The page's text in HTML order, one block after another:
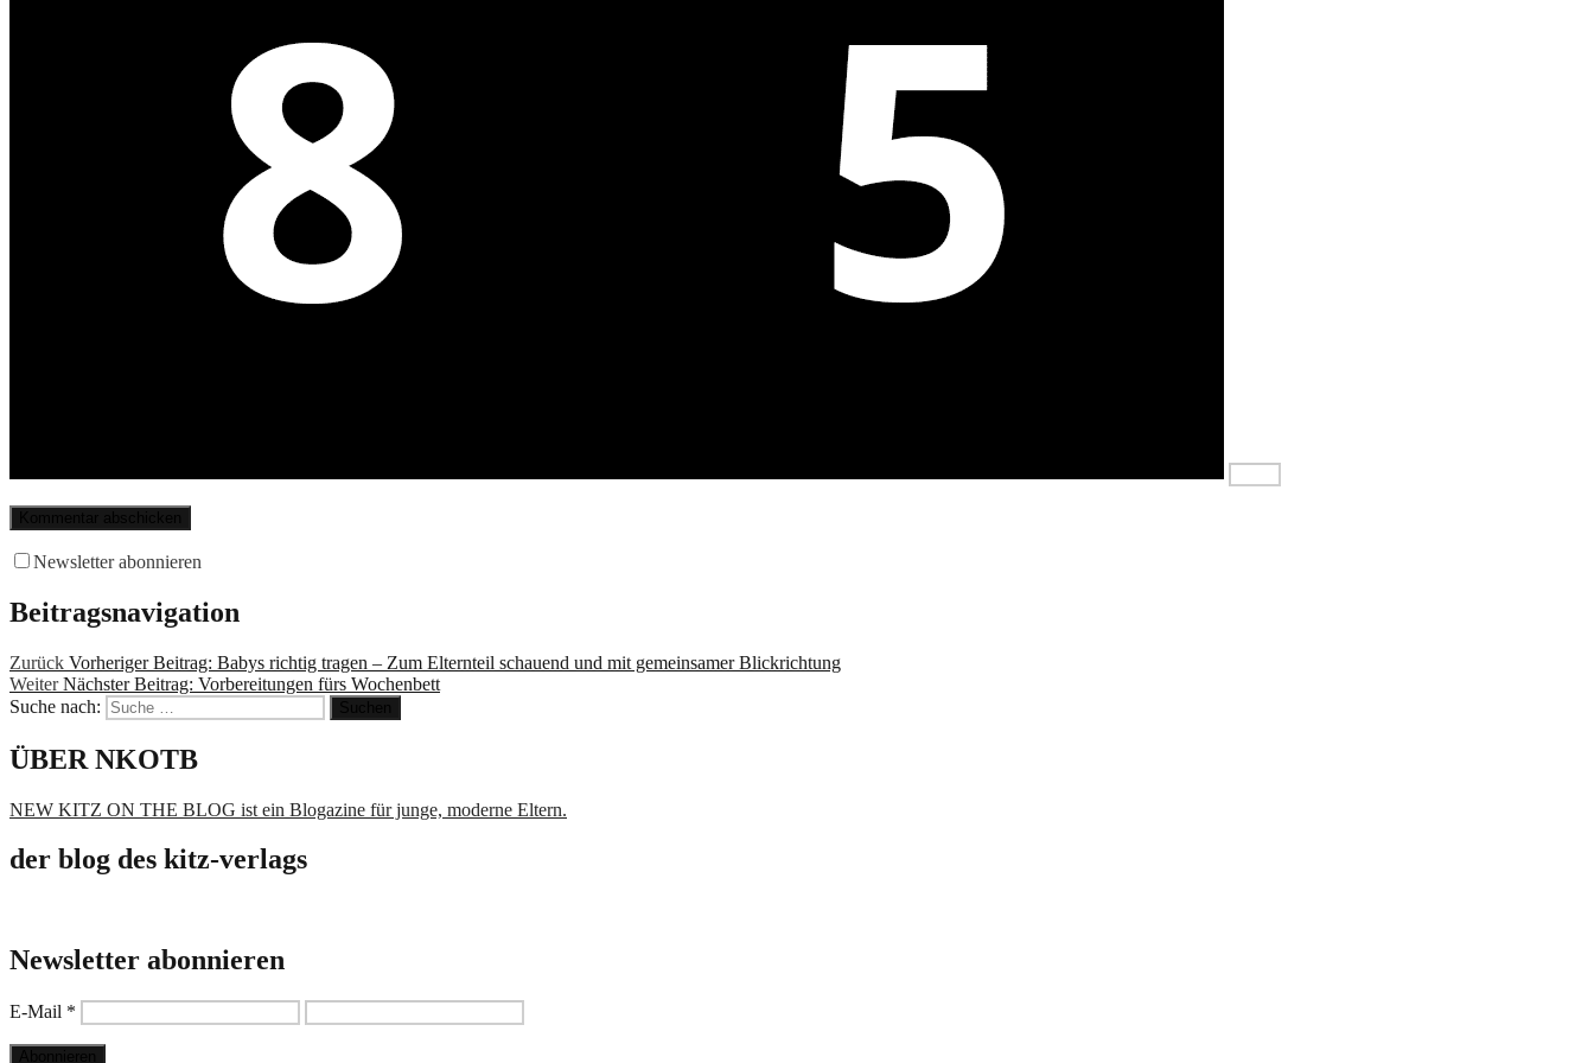
Newsletter abonnieren
Beitragsnavigation
Zurück Vorheriger Beitrag: Babys richtig tragen – Zum Elternteil schauend und mit gemeinsamer Blickrichtung
Weiter Nächster Beitrag: Vorbereitungen fürs Wochenbett
Suche nach:
ÜBER NKOTB
NEW KITZ ON THE BLOG ist ein Blogazine für junge, moderne Eltern.
der blog des kitz-verlags
Newsletter abonnieren
E-Mail *